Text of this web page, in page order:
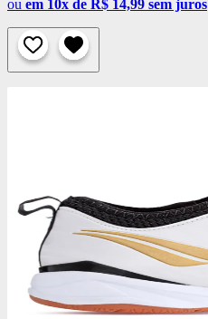
ou em 10x de R$ 14,99 sem juros